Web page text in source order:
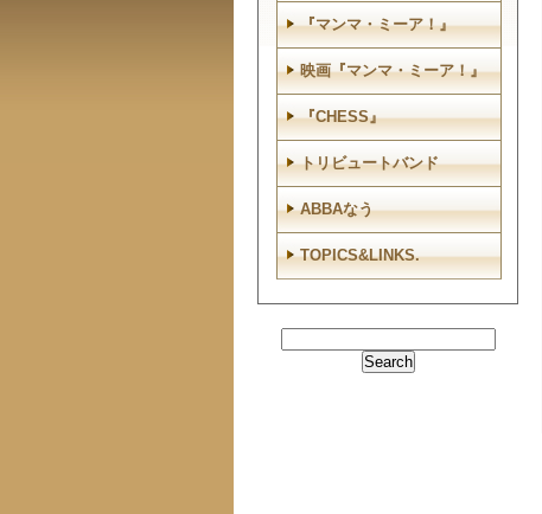
『マンマ・ミーア！』
映画『マンマ・ミーア！』
『CHESS』
トリビュートバンド
ABBAなう
TOPICS&LINKS.